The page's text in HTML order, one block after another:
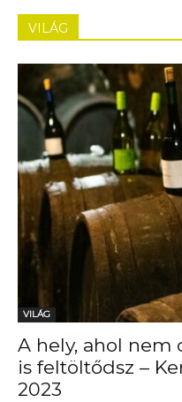
VILÁG
VILÁG
A hely, ahol nem
is feltöltődsz –
2023